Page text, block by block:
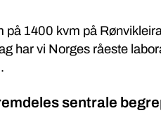
på 1400 kvm på
har vi Norges råeste
sentrale